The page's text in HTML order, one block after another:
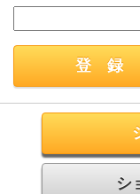
シ